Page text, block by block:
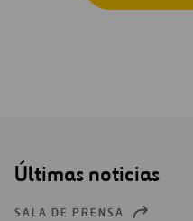
Últimas noticias
SALA DE PRENSA